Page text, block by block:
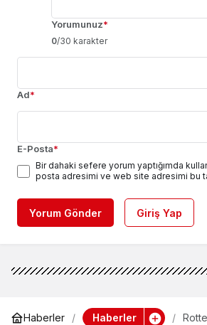
Yorumunuz*
0/30 karakter
Ad*
E-Posta*
Bir dahaki sefere yorum yaptığımda
posta adresimi ve web site adresimi bu
Yorum Gönder Giriş Yap
Haberler Haberler